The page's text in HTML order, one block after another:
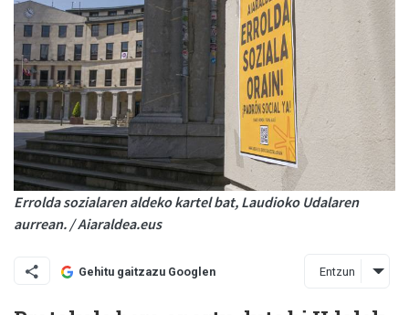
Errolda sozialaren aldeko kartel bat, Laudioko Udalaren
aurrean. / Aiaraldea.eus
Gehitu gaitzazu Googlen Entzun